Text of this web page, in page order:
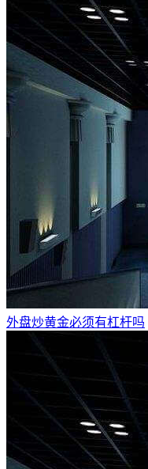
外盘炒黄金必须有杠杆吗